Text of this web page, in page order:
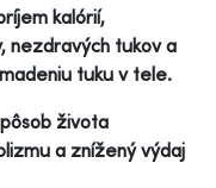
kalórií,
nezdravých tukov a
tuku v tele.
života
a znížený výdaj